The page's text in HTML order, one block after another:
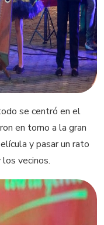
se centró en el
en torno a la gran
y pasar un rato
vecinos.